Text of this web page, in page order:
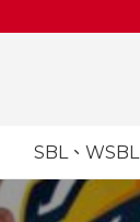
SBL、WSBL